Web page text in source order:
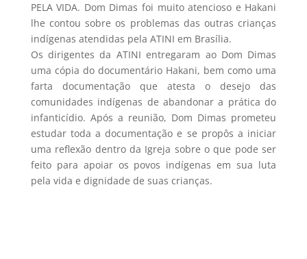
PELA VIDA. Dom Dimas foi muito atencioso e Hakani
lhe contou sobre os problemas das outras crianças
indígenas atendidas pela ATINI em Brasília.
Os dirigentes da ATINI entregaram ao Dom Dimas
uma cópia do documentário Hakani, bem como uma
farta documentação que atesta o desejo das
comunidades indígenas de abandonar a prática do
infanticídio. Após a reunião, Dom Dimas prometeu
estudar toda a documentação e se propôs a iniciar
uma reflexão dentro da Igreja sobre o que pode ser
feito para apoiar os povos indígenas em sua luta
pela vida e dignidade de suas crianças.